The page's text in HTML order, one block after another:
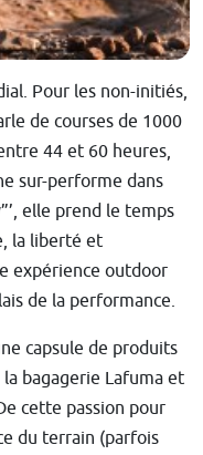
Pour les non-initiés,
de courses de 1000
44 et 60 heures,
sur-performe dans
elle prend le temps
la liberté et
expérience outdoor
de la performance.
capsule de produits
bagagerie Lafuma et
cette passion pour
du terrain (parfois